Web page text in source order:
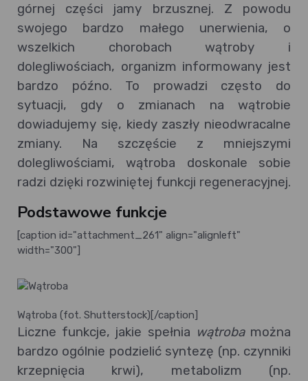
górnej części jamy brzusznej. Z powodu
swojego bardzo małego unerwienia, o
wszelkich chorobach wątroby i
dolegliwościach, organizm informowany jest
bardzo późno. To prowadzi często do
sytuacji, gdy o zmianach na wątrobie
dowiadujemy się, kiedy zaszły nieodwracalne
zmiany. Na szczęście z mniejszymi
dolegliwościami, wątroba doskonale sobie
radzi dzięki rozwiniętej funkcji regeneracyjnej.
Podstawowe funkcje
[caption id="attachment_261" align="alignleft"
width="300"]
Wątroba (fot. Shutterstock)[/caption]
Liczne funkcje, jakie spełnia wątrobamożna
bardzo ogólnie podzielić syntezę (np. czynniki
krzepnięcia krwi), metabolizm (np.